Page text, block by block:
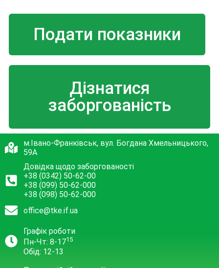
Подати показники
Дізнатися
заборгованість
м.Івано-Франківськ, вул. Богдана Хмельницького,
59А
Довідка щодо заборгованості
+38 (0342) 50-62-00
+38 (099) 50-62-000
+38 (098) 50-62-000
office@tke.if.ua
Графік роботи
Пн-Чт: 8-1715
Обід: 12-13